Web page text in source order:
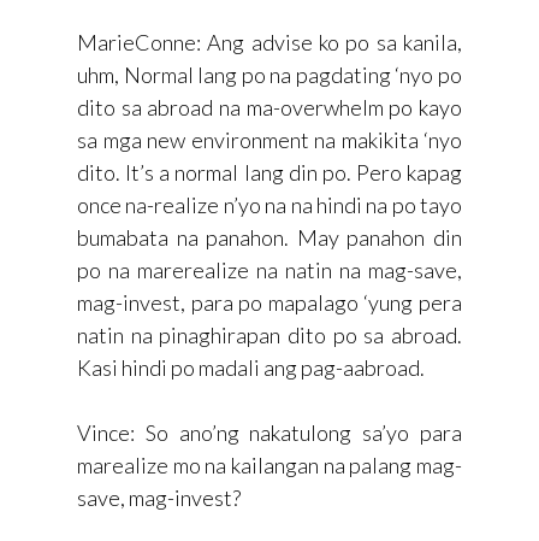
MarieConne: Ang advise ko po sa kanila,
uhm, Normal lang po na pagdating ‘nyo po
dito sa abroad na ma-overwhelm po kayo
sa mga new environment na makikita ‘nyo
dito. It’s a normal lang din po. Pero kapag
once na-realize n’yo na na hindi na po tayo
bumabata na panahon. May panahon din
po na marerealize na natin na mag-save,
mag-invest, para po mapalago ‘yung pera
natin na pinaghirapan dito po sa abroad.
Kasi hindi po madali ang pag-aabroad.
Vince: So ano’ng nakatulong sa’yo para
marealize mo na kailangan na palang mag-
save, mag-invest?